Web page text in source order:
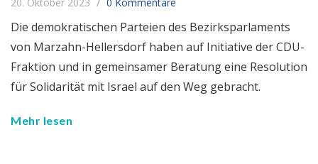
Die demokratischen Parteien des Bezirksparlaments
von Marzahn-Hellersdorf haben auf Initiative der CDU-
Fraktion und in gemeinsamer Beratung eine Resolution
für Solidarität mit Israel auf den Weg gebracht.
Mehr lesen